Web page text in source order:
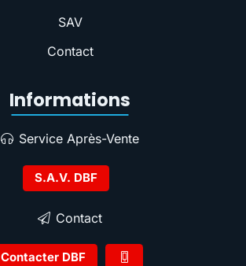
SAV
Contact
Informations
Service Après-Vente
S.A.V. DBF
Contact
Contacter DBF